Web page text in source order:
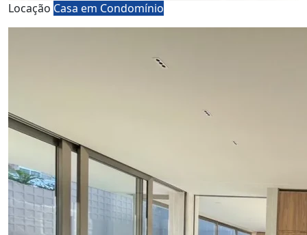
Locação Casa em Condomínio